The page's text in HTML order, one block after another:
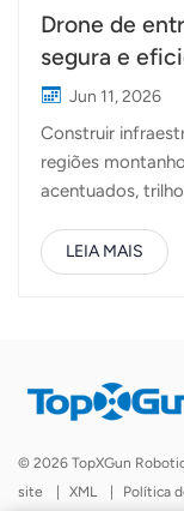
Drone de
segura e
para torres
montanhosos.
Jun 11, 2026
Construir
regiões
acentuados,
para torres uma
trabalhosas de
metros. A sua
transportar os
o local da
LEIA MAIS
© 2026 TopXGun
site
| XML | Política